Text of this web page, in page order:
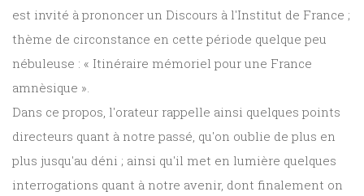
est invité à prononcer un Discours à l'Institut de France ;
thème de circonstance en cette période quelque peu
nébuleuse : « Itinéraire mémoriel pour une France
amnèsique ».
Dans ce propos, l'orateur rappelle ainsi quelques points
directeurs quant à notre passé, qu'on oublie de plus en
plus jusqu'au déni ; ainsi qu'il met en lumière quelques
interrogations quant à notre avenir, dont finalement on